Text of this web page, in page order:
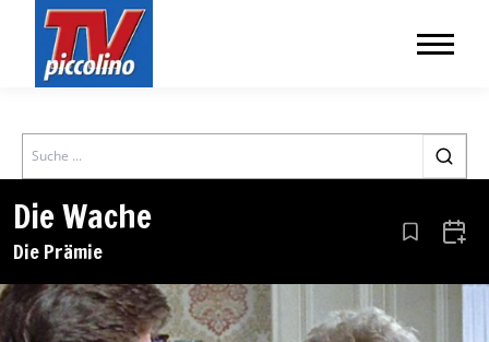
Search
Die Wache
Die Prämie Aus den